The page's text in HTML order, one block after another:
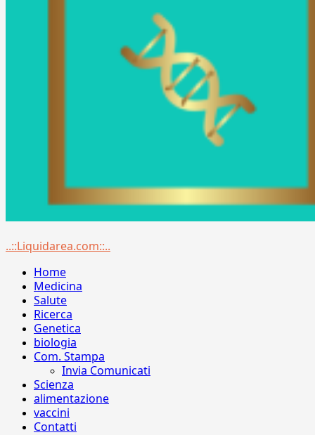
Menu
..::Liquidarea.com::..
Home
Medicina
Salute
Ricerca
Genetica
biologia
Com. Stampa
Invia Comunicati
Scienza
alimentazione
vaccini
Contatti